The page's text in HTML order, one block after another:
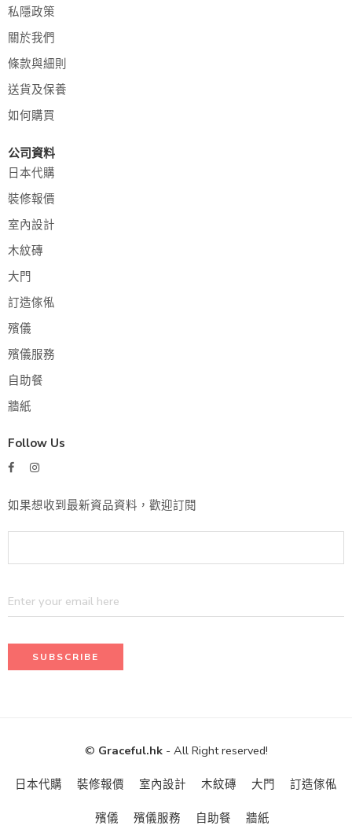
私隱政策
關於我們
條款與細則
送貨及保養
如何購買
公司資料
日本代購
裝修報價
室內設計
木紋磚
大門
訂造傢俬
殯儀
殯儀服務
自助餐
牆紙
Follow Us
如果想收到最新資品資料，歡迎訂閱
© Graceful.hk- All Right reserved!
日本代購 裝修報價 室內設計 木紋磚 大門 訂造傢俬
殯儀 殯儀服務 自助餐 牆紙